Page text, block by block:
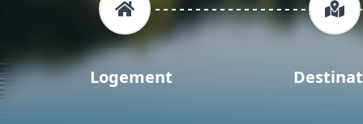
Logement